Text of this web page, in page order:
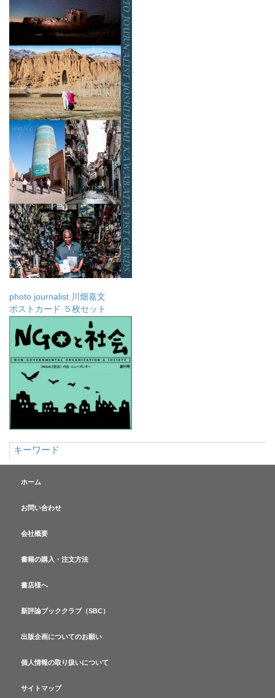
photo journalist 川畑嘉文
ポストカード ５枚セット
キーワード
ホーム
お問い合わせ
会社概要
書籍の購入・注文方法
書店様へ
新評論ブッククラブ（SBC）
出版企画についてのお願い
個人情報の取り扱いについて
サイトマップ